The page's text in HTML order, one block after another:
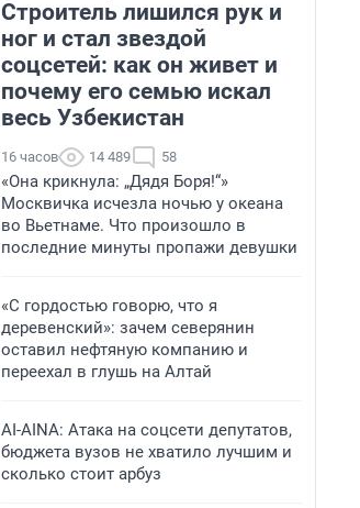
Строитель лишился рук и
ног и стал звездой
соцсетей: как он живет и
почему его семью искал
весь Узбекистан
16 часов 14 489 58
«Она крикнула: „Дядя Боря!“»
Москвичка исчезла ночью у океана
во Вьетнаме. Что произошло в
последние минуты пропажи девушки
«С гордостью говорю, что я
деревенский»: зачем северянин
оставил нефтяную компанию и
переехал в глушь на Алтай
AI-AINA: Атака на соцсети депутатов,
бюджета вузов не хватило лучшим и
сколько стоит арбуз